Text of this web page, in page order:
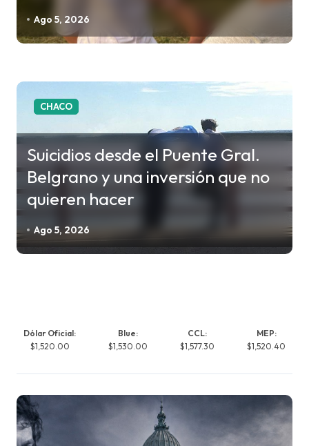
Ago 5, 2026
CHACO
Suicidios desde el Puente Gral.
Belgrano y una inversión que no
quieren hacer
Ago 5, 2026
Dólar Oficial:
$1,520.00
Blue:
$1,530.00
CCL:
$1,577.30
MEP:
$1,520.40